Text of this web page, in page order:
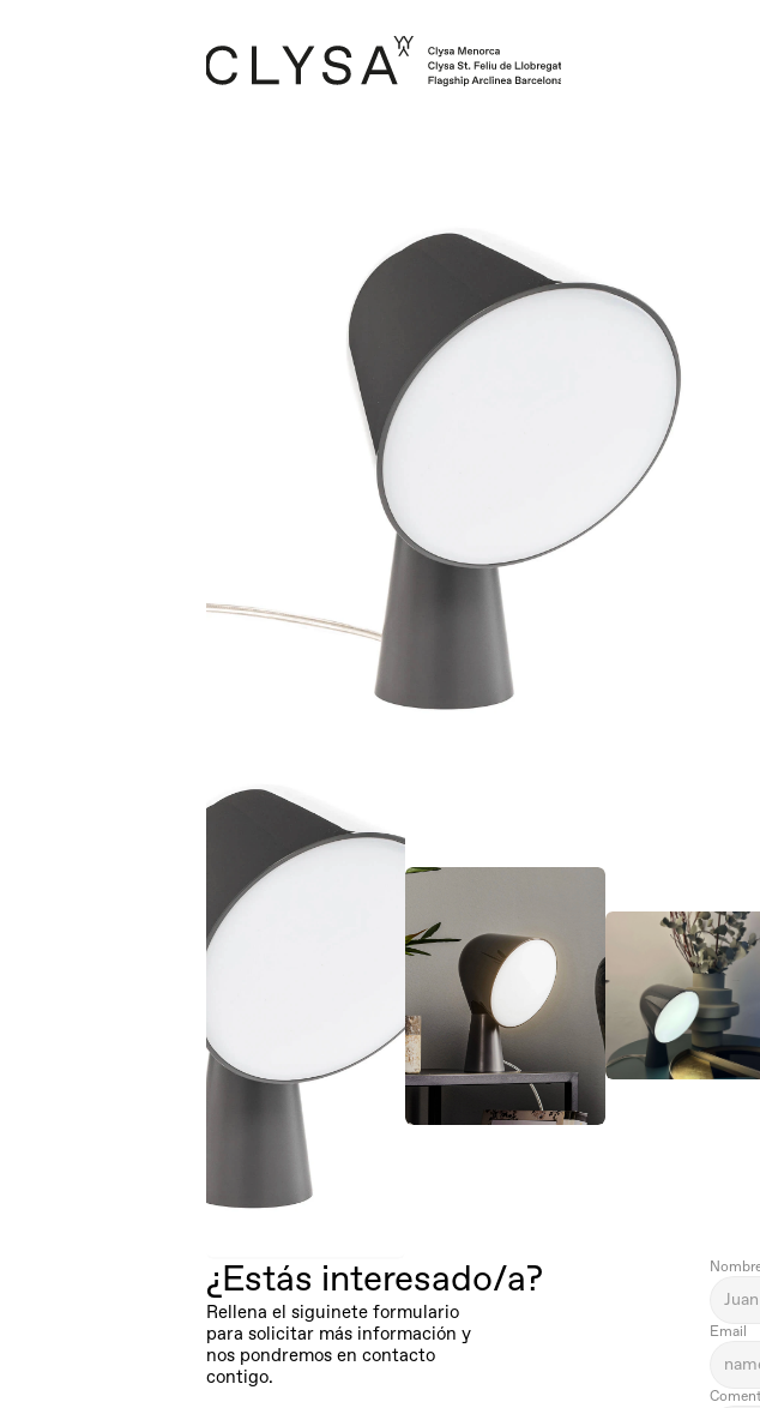
¿Estás interesado/a?
Rellena el siguinete formulario
para solicitar más información y
nos pondremos en contacto
contigo.
Email